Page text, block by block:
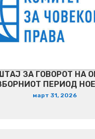
ЗА ГОВОРОТ НА
ПЕРИОД
март 31, 2026